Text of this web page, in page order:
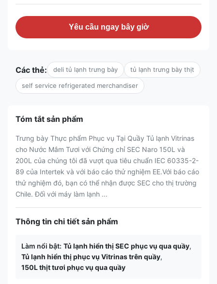
Yêu cầu ngay bây giờ
Các thẻ: deli tủ lạnh trưng bày tủ lạnh trưng bày thịt
self service refrigerated merchandiser
Tóm tắt sản phẩm
Trưng bày Thực phẩm Phục vụ Tại Quầy Tủ lạnh Vitrinas
cho Nước Mắm Tươi với Chứng chỉ SEC Naro 150L và
200L của chúng tôi đã vượt qua tiêu chuẩn IEC 60335-2-
89 của Intertek và với báo cáo thử nghiệm EE.Với báo cáo
thử nghiệm đó, bạn có thể nhận được SEC cho thị trường
Chile. Đối với máy làm lạnh ...
Thông tin chi tiết sản phẩm
Làm nổi bật: Tủ lạnh hiển thị SEC phục vụ qua quầy,
Tủ lạnh hiển thị phục vụ Vitrinas trên quầy,
150L thịt tươi phục vụ qua quầy